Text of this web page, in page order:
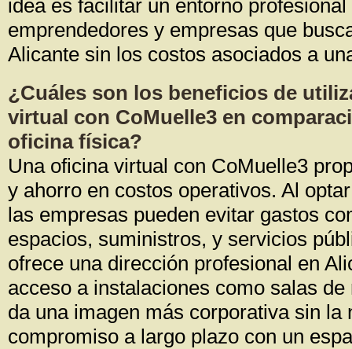
idea es facilitar un entorno profesional
emprendedores y empresas que
Alicante sin los costos asociados a
¿Cuáles son los beneficios de
virtual con CoMuelle3 en
oficina física?
Una oficina virtual con CoMuelle3
y ahorro en costos operativos. Al
las empresas pueden evitar gastos
espacios, suministros, y servicios
ofrece una dirección profesional en
acceso a instalaciones como salas
da una imagen más corporativa sin la
compromiso a largo plazo con un